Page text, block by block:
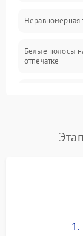
Дисплей и
Изображение
Неравномерная
Белые полосы
отпечатке
1.